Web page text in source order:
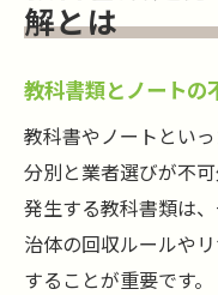
解とは
教科書類とノートの
教科書やノートとい
分別と業者選びが不
発生する教科書類は
治体の回収ルールや
することが重要です。